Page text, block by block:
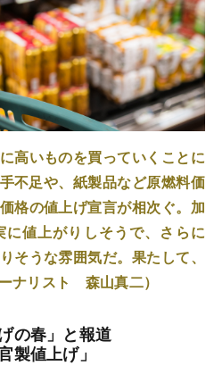
高いものを買っていくことに
足や、紙製品など原燃料価
格の値上げ宣言が相次ぐ。加
値上がりしそうで、さらに
そうな雰囲気だ。果たして、
ナリスト 森山真二）
の春」と報道
製値上げ」